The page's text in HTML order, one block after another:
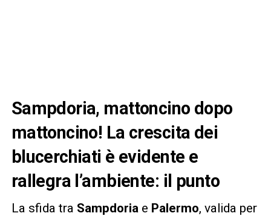
Sampdoria, mattoncino dopo
mattoncino! La crescita dei
blucerchiati è evidente e
rallegra l’ambiente: il punto
La sfida tra Sampdoriae Palermo, valida per